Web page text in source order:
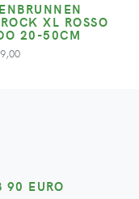
XL ROSSO
20-50CM
90 EURO